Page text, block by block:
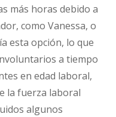
más horas debido a
como Vanessa, o
esta opción, lo que
a tiempo
en edad laboral,
la fuerza laboral
algunos